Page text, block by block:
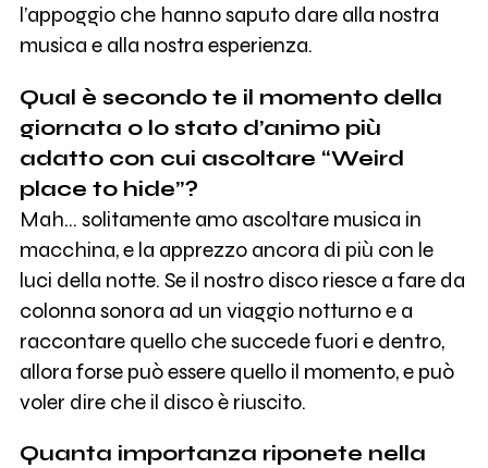
l’appoggio che hanno saputo dare alla nostra
musica e alla nostra esperienza.
Qual è secondo te il momento della
giornata o lo stato d’animo più
adatto con cui ascoltare “Weird
place to hide”?
Mah… solitamente amo ascoltare musica in
macchina, e la apprezzo ancora di più con le
luci della notte. Se il nostro disco riesce a fare da
colonna sonora ad un viaggio notturno e a
raccontare quello che succede fuori e dentro,
allora forse può essere quello il momento, e può
voler dire che il disco è riuscito.
Quanta importanza riponete nella